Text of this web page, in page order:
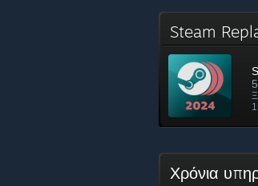
Steam
Χρόνια